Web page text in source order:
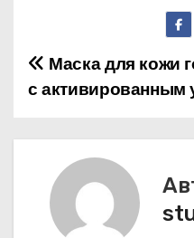
Н
в
Маска для кожи
с активированным